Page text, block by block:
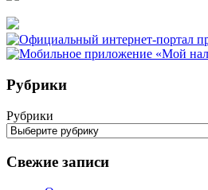
Рубрики
Рубрики
Свежие записи